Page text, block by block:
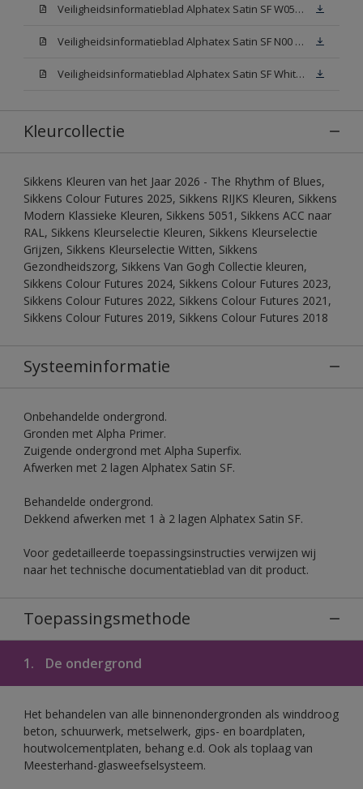
Veiligheidsinformatieblad Alphatex Satin SF W05 (MSDS)
Veiligheidsinformatieblad Alphatex Satin SF N00 (MSDS)
Veiligheidsinformatieblad Alphatex Satin SF White (MSDS)
Kleurcollectie
Sikkens Kleuren van het Jaar 2026 - The Rhythm of Blues,
Sikkens Colour Futures 2025, Sikkens RIJKS Kleuren, Sikkens
Modern Klassieke Kleuren, Sikkens 5051, Sikkens ACC naar
RAL, Sikkens Kleurselectie Kleuren, Sikkens Kleurselectie
Grijzen, Sikkens Kleurselectie Witten, Sikkens
Gezondheidszorg, Sikkens Van Gogh Collectie kleuren,
Sikkens Colour Futures 2024, Sikkens Colour Futures 2023,
Sikkens Colour Futures 2022, Sikkens Colour Futures 2021,
Sikkens Colour Futures 2019, Sikkens Colour Futures 2018
Systeeminformatie
Onbehandelde ondergrond.
Gronden met Alpha Primer.
Zuigende ondergrond met Alpha Superfix.
Afwerken met 2 lagen Alphatex Satin SF.
Behandelde ondergrond.
Dekkend afwerken met 1 à 2 lagen Alphatex Satin SF.
Voor gedetailleerde toepassingsinstructies verwijzen wij
naar het technische documentatieblad van dit product.
Toepassingsmethode
1. De ondergrond
Het behandelen van alle binnenondergronden als winddroog
beton, schuurwerk, metselwerk, gips- en boardplaten,
houtwolcementplaten, behang e.d. Ook als toplaag van
Meesterhand-glasweefselsysteem.